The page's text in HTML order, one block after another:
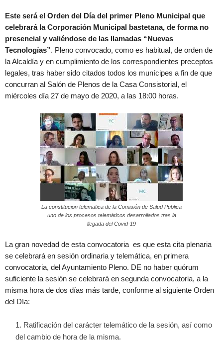
Este será el Orden del Día del primer Pleno Municipal que
celebrará la Corporación Municipal bastetana, de forma no
presencial y valiéndose de las llamadas “Nuevas
Tecnologías”. Pleno convocado, como es habitual, de orden de
la Alcaldía y en cumplimiento de los correspondientes preceptos
legales, tras haber sido citados todos los munícipes a fin de que
concurran al Salón de Plenos de la Casa Consistorial, el
miércoles día 27 de mayo de 2020, a las 18:00 horas.
La constitucion telematica de la Comisión de Salud Publica
uno de los procesos telemáticos desarrollados tras la
llegada del Covid-19
La gran novedad de esta convocatoria es que esta cita plenaria
se celebrará en sesión ordinaria y telemática, en primera
convocatoria, del Ayuntamiento Pleno. DE no haber quórum
suficiente la sesión se celebrará en segunda convocatoria, a la
misma hora de dos días más tarde, conforme al siguiente Orden
del Día:
Ratificación del carácter telemático de la sesión, así como
del cambio de hora de la misma.